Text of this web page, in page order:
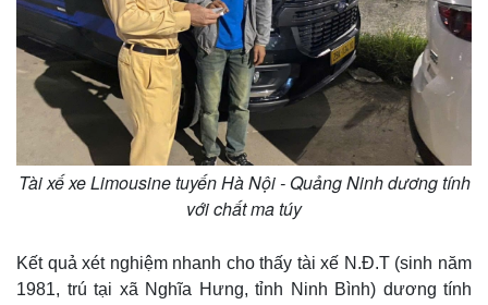
Tài xế xe Limousine tuyến Hà Nội - Quảng Ninh dương tính
với chất ma túy
Kết quả xét nghiệm nhanh cho thấy tài xế N.Đ.T (sinh năm
1981, trú tại xã Nghĩa Hưng, tỉnh Ninh Bình) dương tính